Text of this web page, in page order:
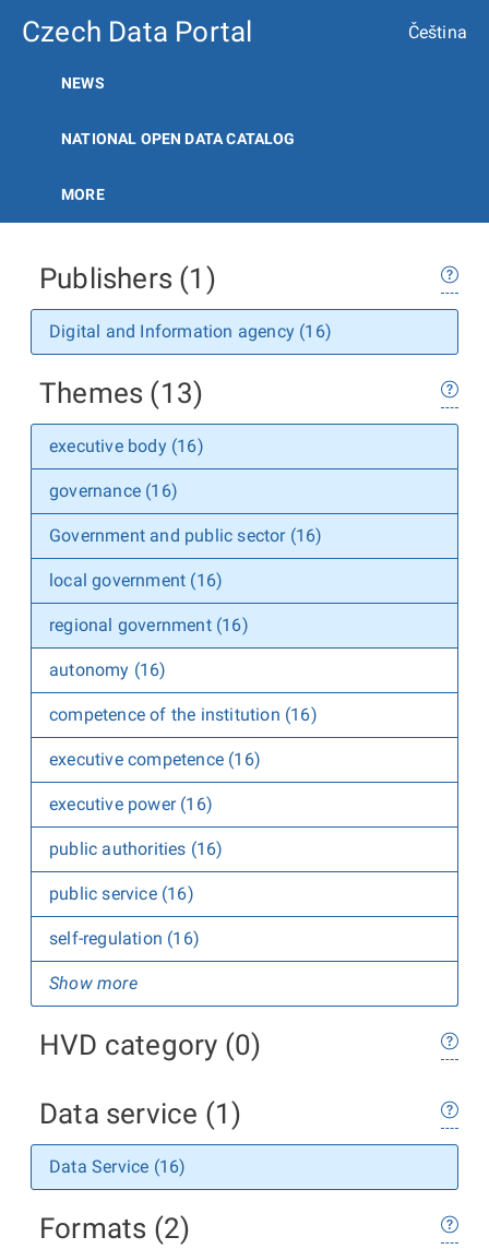
Czech Data Portal Čeština
NEWS
NATIONAL OPEN DATA CATALOG
MORE
Publishers (1)
Digital and Information agency (16)
Themes (13)
executive body (16)
governance (16)
Government and public sector (16)
local government (16)
regional government (16)
autonomy (16)
competence of the institution (16)
executive competence (16)
executive power (16)
public authorities (16)
public service (16)
self-regulation (16)
Show more
HVD category (0)
Data service (1)
Data Service (16)
Formats (2)